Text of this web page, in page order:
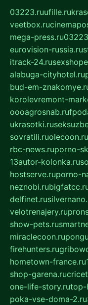
03223.ruufille.ru
veetbox.ru
mega-press.ru
eurovision-russia.ru
itrack-24.ru
alabuga-cityhotel.ru
bud-em-
korolevremont-
oooagrosnab.ru
ukrasotki.ru
sovratili.ruolecoon.ru
rbc-news.ruporno-
13autor-kolonka.ru
hostserve.ruporno-
neznobi.ru
delfinet.ru
velotrenajery.ru
show-pets.ru
miraclecoon.ru
firehunters.ru
hometown-france.ru
shop-garena.ru
one-life-story.rutop-
poka-vse-doma-2.ru